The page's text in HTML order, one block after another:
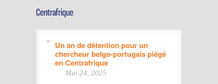
Un an de détention pour un
chercheur belgo-portugais piégé
en Centrafrique
Mai 24, 2025